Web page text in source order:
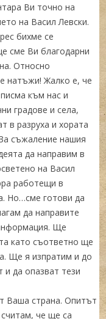
Ви точно на
на Васил Левски.
бихме се
сме Ви благодарни
Относно
натъжи! Жалко е, че
към нас и
градове и села,
в разруха и хората
съжаление нашия
да направим в
на Васил
работещи в
Но…сме готови да
да направите
Ще
като съответно ще
Ще я изпратим и до
и да опазват тези
Ваша страна. Опитът
че ще са